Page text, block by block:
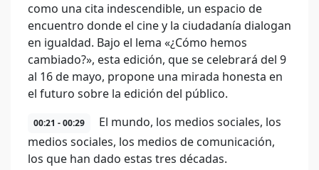
como una cita indescendible, un espacio de
encuentro donde el cine y la ciudadanía dialogan
en igualdad. Bajo el lema «¿Cómo hemos
cambiado?», esta edición, que se celebrará del 9
al 16 de mayo, propone una mirada honesta en
el futuro sobre la edición del público.
00:21 - 00:29
El mundo, los medios sociales, los
medios sociales, los medios de comunicación,
los que han dado estas tres décadas.